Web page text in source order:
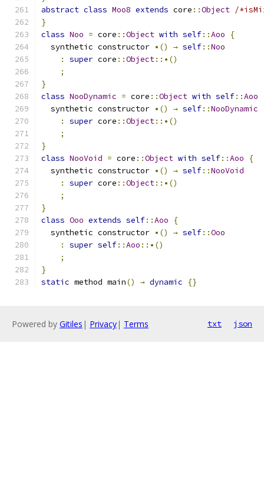
abstract class Moo8 extends core ::Object /
}
class Noo = core ::Object with self::Aoo
{
  synthetic constructor
•() → self::Noo
:
super core ::Object::•()
;
}
class NooDynamic = core ::Object with self::Aoo
  synthetic constructor
•() → self::NooDynamic
:
super core ::Object::•()
;
}
class NooVoid = core ::Object with self::Aoo
{
  synthetic constructor
•() → self::NooVoid
:
super core ::Object::•()
;
}
class Ooo extends self::Aoo
{
  synthetic constructor
•() → self::Ooo
:
super self::Aoo ::•()
;
}
static method main() → dynamic {}
Powered by Gitiles | Privacy| Terms txt json